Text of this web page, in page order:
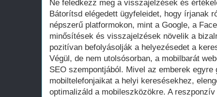
Ne feledkezz meg a visszajelzések és
Bátorítsd elégedett ügyfeleidet, hogy írjanak
népszerű platformokon, mint a Google, a
minősítések és visszajelzések növelik a
pozitívan befolyásolják a helyezésedet a
Végül, de nem utolsósorban, a mobilbarát
SEO szempontjából. Mivel az emberek egyre
mobiltelefonjaikat a helyi keresésekhez,
optimalizáld a mobileszközökre. A